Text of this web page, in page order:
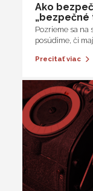
Ako
„bezpečné
Pozrieme sa na
posúdime, či
Precitať viac